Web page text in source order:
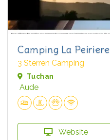
Camping La Peiriere
3 Sterren Camping
Tuchan
Aude
Website